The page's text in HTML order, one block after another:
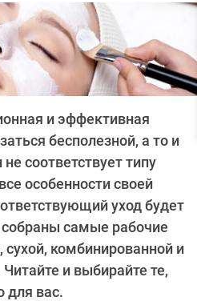
и эффективная
бесполезной, а то и
соответствует типу
особенности своей
уход будет
самые рабочие
комбинированной и
и выбирайте те,
для вас.